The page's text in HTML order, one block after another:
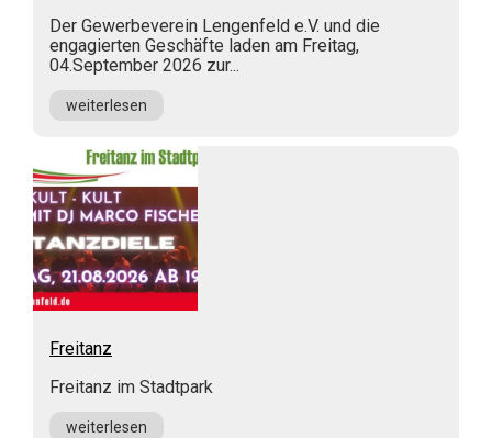
Der Gewerbeverein Lengenfeld e.V. und die
engagierten Geschäfte laden am Freitag,
04.September 2026 zur...
weiterlesen
Freitanz
Freitanz im Stadtpark
weiterlesen